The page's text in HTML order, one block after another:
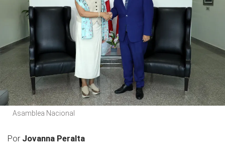
Asamblea Nacional
Por Jovanna Peralta